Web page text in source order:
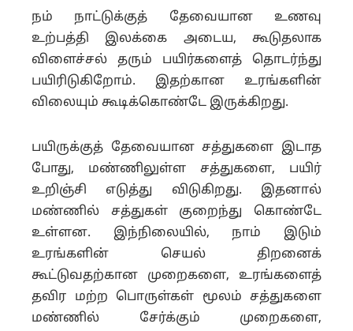
நம் நாட்டுக்குத் தேவையான உணவு
உற்பத்தி இலக்கை அடைய, கூடுதலாக
விளைச்சல் தரும் பயிர்களைத் தொடர்ந்து
பயிரிடுகிறோம். இதற்கான உரங்களின்
விலையும் கூடிக்கொண்டே இருக்கிறது.
பயிருக்குத் தேவையான சத்துகளை இடாத
போது, மண்ணிலுள்ள சத்துகளை, பயிர்
உறிஞ்சி எடுத்து விடுகிறது. இதனால்
மண்ணில் சத்துகள் குறைந்து கொண்டே
உள்ளன. இந்நிலையில், நாம் இடும்
உரங்களின் செயல் திறனைக்
கூட்டுவதற்கான முறைகளை, உரங்களைத்
தவிர மற்ற பொருள்கள் மூலம் சத்துகளை
மண்ணில் சேர்க்கும் முறைகளை,